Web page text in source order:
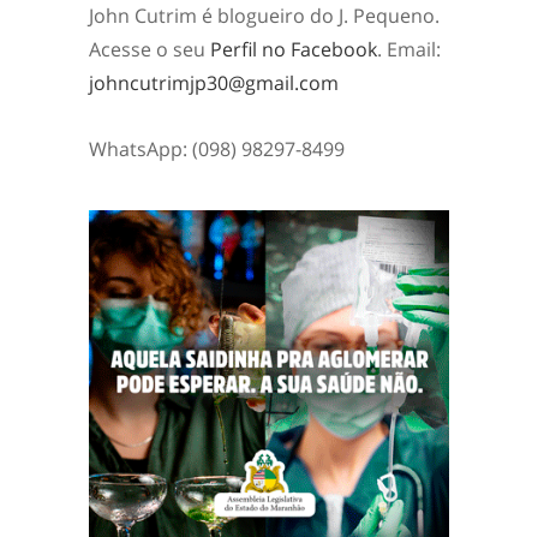
John Cutrim é blogueiro do J. Pequeno.
Acesse o seu Perfil no Facebook. Email:
johncutrimjp30@gmail.com
WhatsApp: (098) 98297-8499